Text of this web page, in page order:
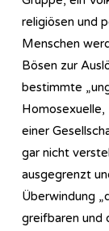
religiösen und
Menschen
Bösen zur
bestimmte
einer
gar nicht
ausgegrenzt
Überwindung
greifbaren und